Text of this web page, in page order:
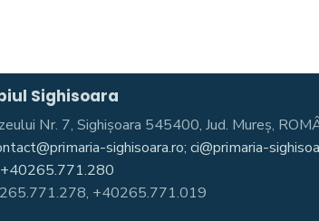
Sighisoara
Nr. 7, Sighişoara 545400, Jud. Mureş,
sighisoara.ro; ci@primaria-
+40265.771.280
+40265.771.019